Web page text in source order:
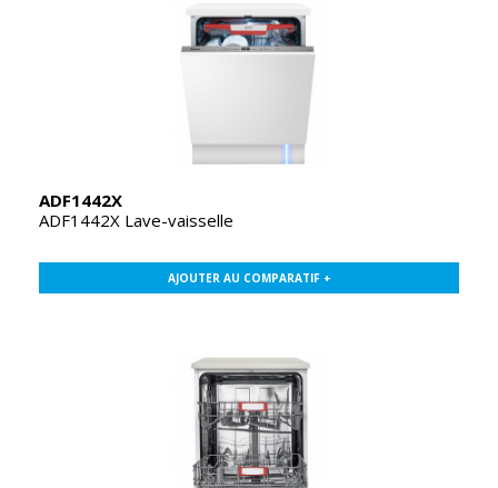
ADF1442X
ADF1442X Lave-vaisselle
AJOUTER AU COMPARATIF +